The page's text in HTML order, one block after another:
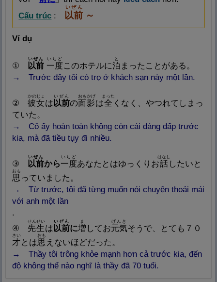
Nghĩa: Trước, trước đây, trước
khi
Cấu trúc : 以前
いぜん
～
Ví dụ
① 以前
khi
いぜん
一度
いちど
このホテルに泊
と
まったことがある。
→ Trước đây tôi có trọ ở khách sạn này một lần.
② 彼
Nghĩa: Bên kia, kẻ khác, đối
phương
女
かのじょ
は 以前
いぜん
の面影
おもかげ
は全
まった
くなく、やつれてしまっ
ていた。
→ Cô ấy hoàn toàn không còn cái dáng dấp trước
kia, mà đã tiều tụy đi nhiều.
③ 以前
Nghĩa: Trước, trước đây, trước
khi
いぜん
から一度
いちど
あなたとはゆっくりお話
はなし
したいと
思
おも
っていました。
→ Từ trước, tôi đã từng muốn nói chuyện thoải mái
với anh một lần
.
④ 先生
せんせい
は 以前
Nghĩa: Trước, trước đây, trước
いぜん
に増
ま
してお元気
げんき
そうで、とても７０
才
さい
とは思
おも
えないほどだった。
→ Thầy tôi trông khỏe mạnh hơn cả trước kia, đến
độ không thể nào nghĩ là thầy đã 70 tuổi.